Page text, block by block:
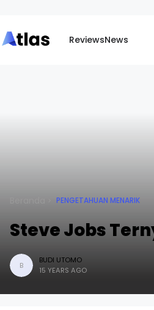
ReviewsNews
PENGETAHUAN MENARIK
Steve Jobs
B
BUDI UTOMO
15 YEARS AGO